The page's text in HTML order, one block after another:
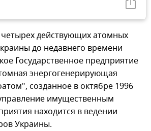
действующих атомных
до недавнего времени
Государственное предприятие
энергогенерирующая
созданное в октябре 1996
имущественным
находится в ведении
Украины.